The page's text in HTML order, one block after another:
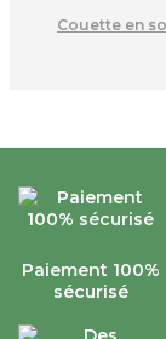
Couette en
Paiement 100%
sécurisé